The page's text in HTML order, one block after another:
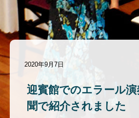
2020年9月7日
迎賓館でのエラール
聞で紹介されました